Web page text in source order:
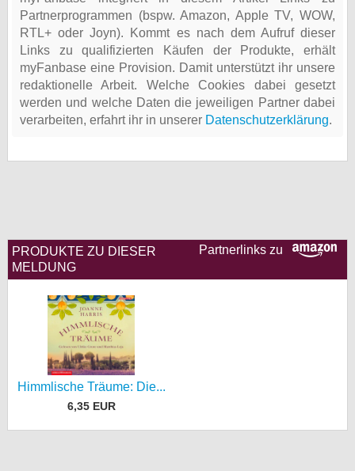
Partnerprogrammen (bspw. Amazon, Apple TV, WOW,
RTL+ oder Joyn). Kommt es nach dem Aufruf dieser
Links zu qualifizierten Käufen der Produkte, erhält
myFanbase eine Provision. Damit unterstützt ihr unsere
redaktionelle Arbeit. Welche Cookies dabei gesetzt
werden und welche Daten die jeweiligen Partner dabei
verarbeiten, erfahrt ihr in unserer Datenschutzerklärung.
Partnerlinks zu
PRODUKTE ZU DIESER
MELDUNG
Himmlische Träume: Die...
6,35 EUR